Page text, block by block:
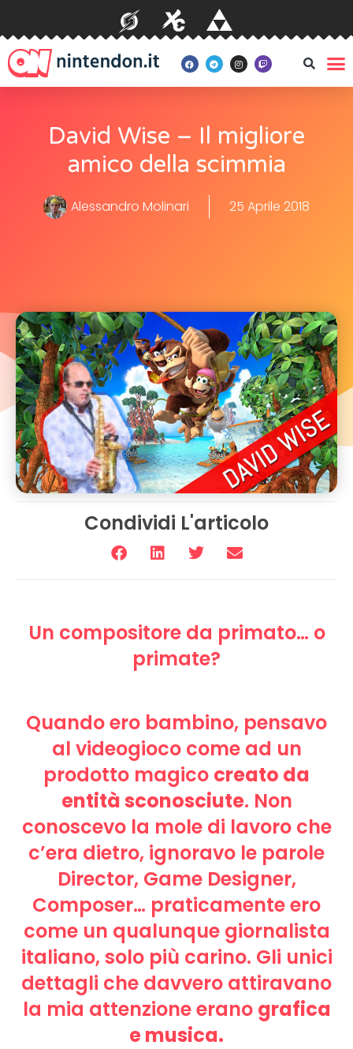
David Wise – Il migliore
amico della scimmia
Alessandro Molinari 25 Aprile 2018
Condividi L'articolo
Un compositore da primato… o
primate?
Quando ero bambino, pensavo
al videogioco come ad un
prodotto magico creato da
entità sconosciute. Non
conoscevo la mole di lavoro che
c’era dietro, ignoravo le parole
Director, Game Designer,
Composer… praticamente ero
come un qualunque giornalista
italiano, solo più carino. Gli unici
dettagli che davvero attiravano
la mia attenzione erano grafica
e musica.